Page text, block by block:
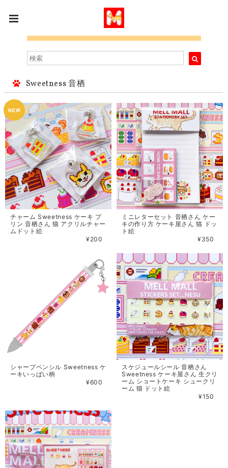
Sweetness 音栖
チャーム Sweetness ケーキ プ
リン 音栖さん 猫 アクリルチャー
ムドット絵
¥200
ミニレターセット 音栖さん ケー
キの作り方 ケーキ屋さん 猫 ドッ
ト絵
¥350
シャープペンシル Sweetness ケ
ーキいっぱい柄
¥600
スケジュールシール 音栖さん
Sweetness ケーキ屋さん 生クリ
ーム ショートケーキ シュークリ
ーム 猫 ドット絵
¥150